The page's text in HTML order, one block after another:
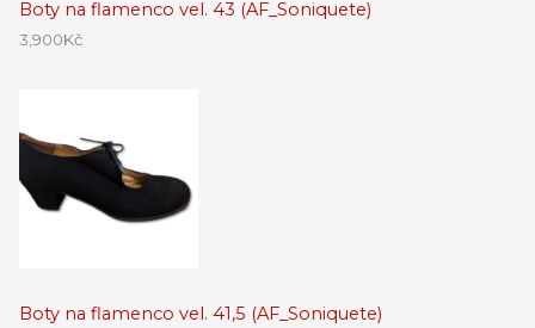
Boty na flamenco vel. 43 (AF_Soniquete)
3,900Kč
Boty na flamenco vel. 41,5 (AF_Soniquete)